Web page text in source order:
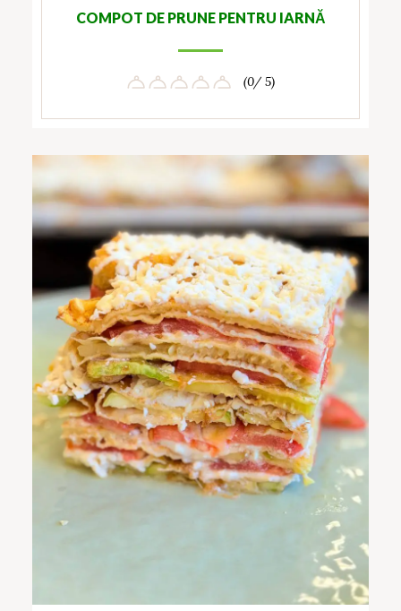
COMPOT DE PRUNE PENTRU IARNĂ
(0/ 5)